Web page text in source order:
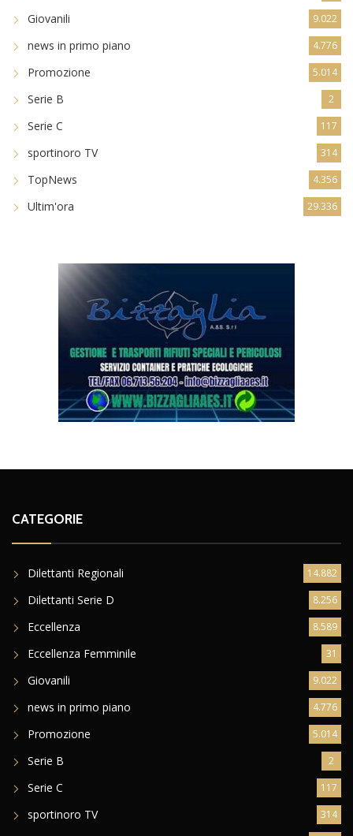
Giovanili 9.022
news in primo piano 4.776
Promozione 5.014
Serie B 2
Serie C 117
sportinoro TV 314
TopNews 4.356
Ultim'ora 29.336
CATEGORIE
Dilettanti Regionali 14.882
Dilettanti Serie D 8.256
Eccellenza 8.589
Eccellenza Femminile 31
Giovanili 9.022
news in primo piano 4.776
Promozione 5.014
Serie B 2
Serie C 117
sportinoro TV 314